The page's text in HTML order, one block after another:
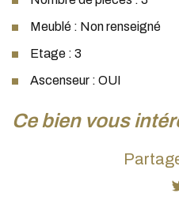
Meublé : Non renseigné
Etage : 3
Ascenseur : OUI
la ville de lyon
ce bien vous